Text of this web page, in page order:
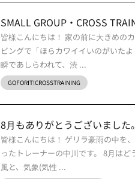
SMALL GROUP・CROSS
皆様こんにちは！ 家の前に大きめの
ビングで「ほらカワイイいのがいた
瞬であしらわれて、渋 ...
GOFORIT!CROSSTRAINING
8月もありがとうございました
皆様こんにちは！ ゲリラ豪雨の中を
ったトレーナーの中川です。 8月は
風と、気象(気性 ...